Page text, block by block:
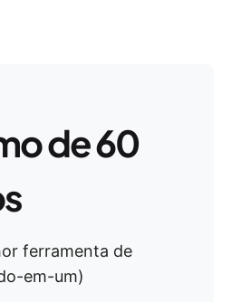
de 60
ferramenta de
em-um)